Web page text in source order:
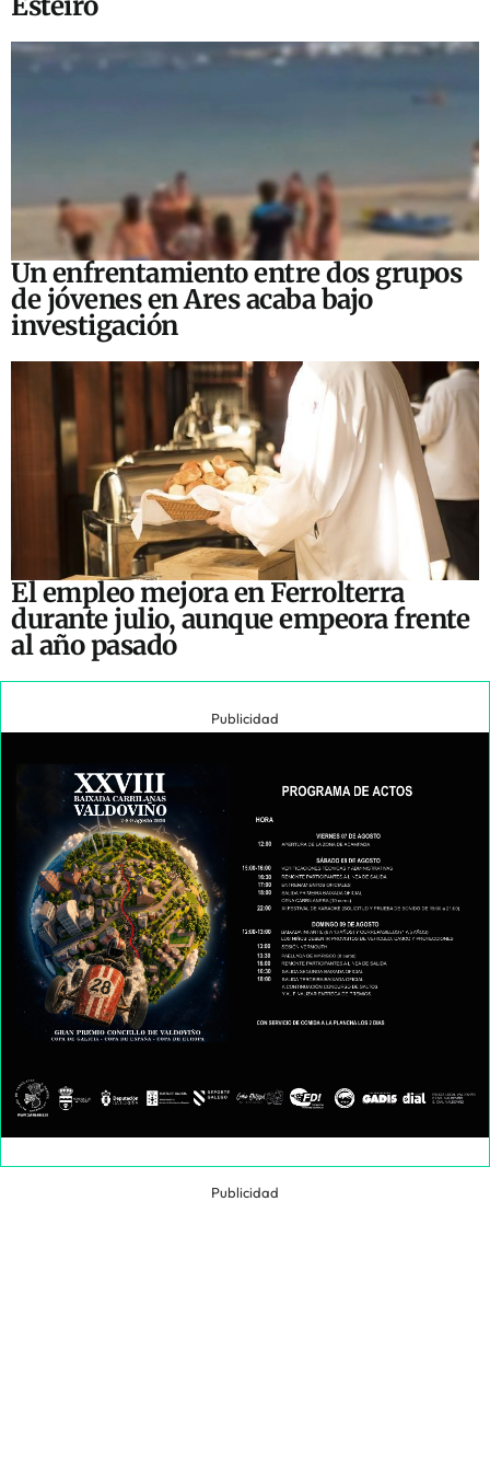
Un enfrentamiento entre dos grupos
de jóvenes en Ares acaba bajo
investigación
El empleo mejora en Ferrolterra
durante julio, aunque empeora frente
al año pasado
Publicidad
Publicidad